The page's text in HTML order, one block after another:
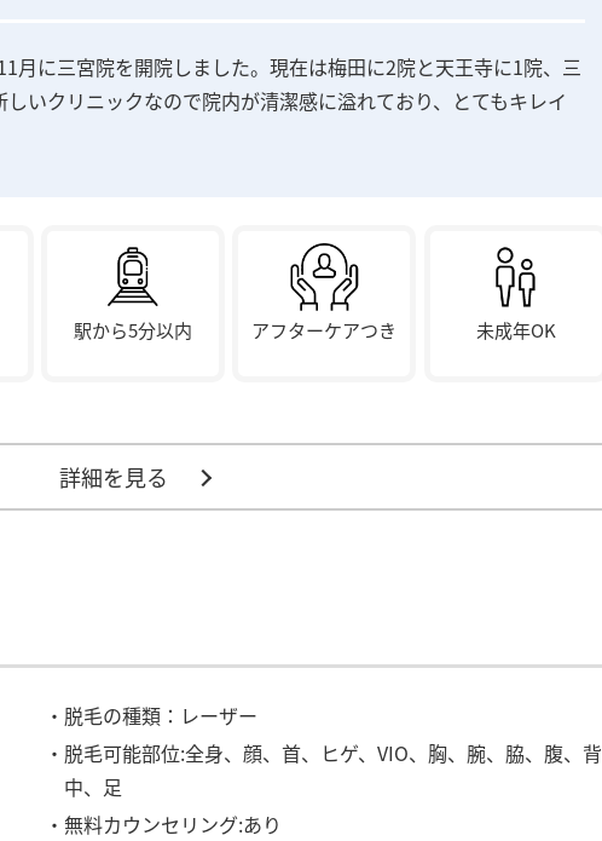
月に三宮院を開院しました。現在は梅田に2院と天王寺に1院、三
いクリニックなので院内が清潔感に溢れており、とてもキレイ
駅から5分以内 アフターケアつき 未成年OK
詳細を見る
・脱毛の種類：レーザー
・脱毛可能部位:全身、顔、首、ヒゲ、VIO、胸、腕、脇、腹、背
中、足
・無料カウンセリング:あり